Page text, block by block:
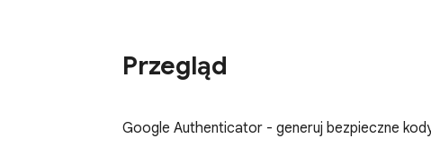
Przegląd
Google Authenticator - generuj bezpieczne